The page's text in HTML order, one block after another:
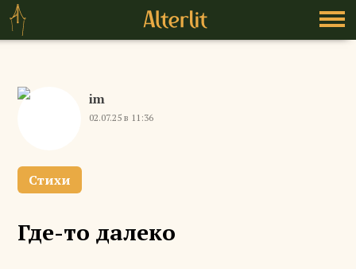
im
02.07.25 в 11:36
Стихи
Где-то далеко